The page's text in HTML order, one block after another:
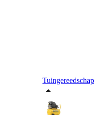
Tuingereedschap